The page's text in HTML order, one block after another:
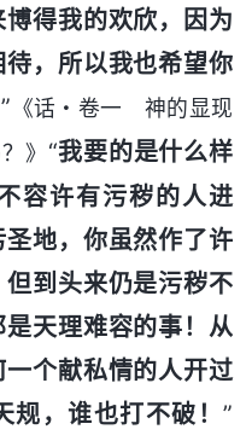
得我的欢欣，因为
，所以我也希望你
” 《话・卷一 神的显现
》 “我要的是什么样
容许有污秽的人进
地，你虽然作了许
到头来仍是污秽不
天理难容的事！从
个献私情的人开过
，谁也打不破！ ”